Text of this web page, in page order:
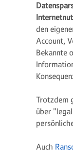
den
Account,
Bekannte
Trotzdem
über
Auch